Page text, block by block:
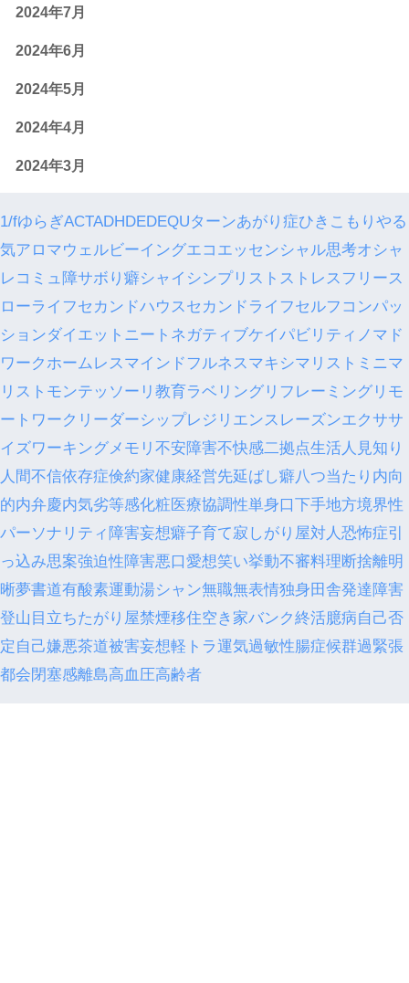
2024年7月
2024年6月
2024年5月
2024年4月
2024年3月
1/fゆらぎACTADHDEDEQUターンあがり症ひきこもり やる
気アロマウェルビーイングエコ エッセンシャル思考オシャ
レ コミュ障サボり癖シャイ シンプリスト ストレスフリース
ローライフセカンドハウスセカンドライフセルフコンパッ
ションダイエット ニート ネガティブケイパビリティ ノマド
ワーク ホームレスマインドフルネスマキシマリスト ミニマ
リスト モンテッソーリ教育ラベリング リフレーミング リモ
ートワーク リーダーシップレジリエンス レーズンエクササ
イズワーキングメモリ 不安障害不快感二拠点生活人見知り
人間不信依存症倹約家健康経営先延ばし癖八つ当たり 内向
的内弁慶内気劣等感化粧医療協調性単身口下手地方境界性
パーソナリティ障害妄想癖子育て寂しがり屋対人恐怖症引
っ込み思案強迫性障害悪口愛想笑い挙動不審料理断捨離明
晰夢書道有酸素運動湯シャン無職無表情独身田舎発達障害
登山 目立ちたがり屋禁煙移住空き家バンク終活臆病自己否
定 自己嫌悪茶道被害妄想軽トラ運気過敏性腸症候群過緊張
都会閉塞感離島高血圧高齢者